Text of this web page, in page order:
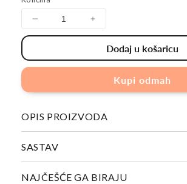
Smanji
količinu
SNAŽNA
Povećaj
količinu
SNAŽNA
ŽENA
paket
Dodaj u košaricu
Kupi odmah
OPIS PROIZVODA
SASTAV
NAJČEŠĆE GA BIRAJU